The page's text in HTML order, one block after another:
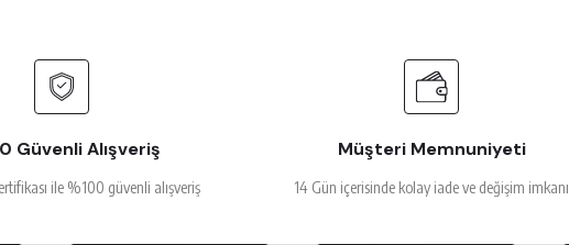
Güvenli Alışveriş
ile %100 güvenli alışveriş
Müşteri Memnuniyeti
14 Gün içerisinde kolay iade ve değişim imkanı